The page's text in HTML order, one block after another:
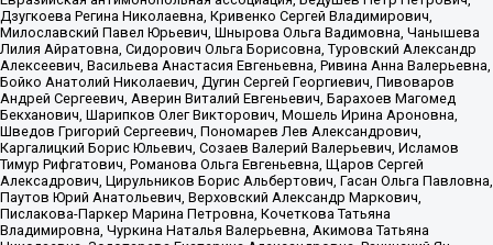
Дзугкоева Регина Николаевна, Кривенко Сергей Владимирович,
Милославский Павел Юрьевич, Шнырова Ольга Вадимовна, Чанышева
Лилия Айратовна, Сидорович Ольга Борисовна, Туровский Александр
Алексеевич, Васильева Анастасия Евгеньевна, Ривина Анна Валерьевна,
Бойко Анатолий Николаевич, Дугин Сергей Георгиевич, Пивоваров
Андрей Сергеевич, Аверин Виталий Евгеньевич, Барахоев Магомед
Бекханович, Шарипков Олег Викторович, Мошель Ирина Ароновна,
Шведов Григорий Сергеевич, Пономарев Лев Александрович,
Каргалицкий Борис Юльевич, Созаев Валерий Валерьевич, Исламов
Тимур Рифгатович, Романова Ольга Евгеньевна, Щаров Сергей
Алексадрович, Цирульников Борис Альбертович, Гасан Ольга Павловна,
Паутов Юрий Анатольевич, Верховский Александр Маркович,
Пислакова-Паркер Марина Петровна, Кочеткова Татьяна
Владимировна, Чуркина Наталья Валерьевна, Акимова Татьяна